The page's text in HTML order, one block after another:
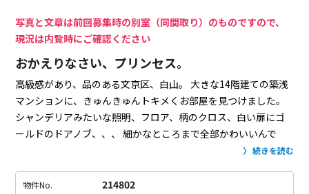
写真と文章は前回募集時の別室（同間取り）のものですので、
現況は内覧時にご確認ください
おかえりなさい、プリンセス。
高級感があり、品のある文京区、白山。 大きな14階建ての築浅
マンションに、きゅんきゅんトキメくお部屋を見つけました。
シャンデリアみたいな照明、フロア、柄のクロス、白い扉にゴ
ールドのドアノブ、、、 細かなところまで全部かわいいんで
キッチンが素敵で、この大きなカウンターでパンをこねた
して個人的に洗面所がかわいすぎてどきどきしました。
続きを読む
物件No. 214802